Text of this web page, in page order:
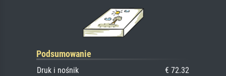
Podsumowanie
Druk i nośnik
€ 72.32